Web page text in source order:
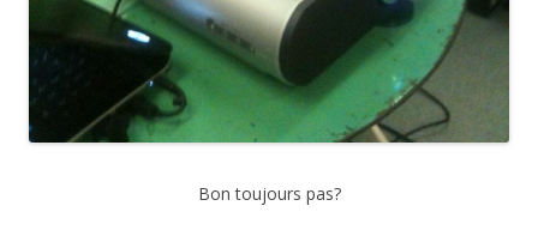
Bon toujours pas?